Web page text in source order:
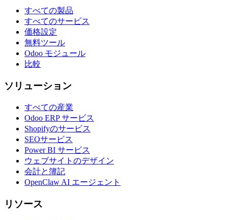
すべての製品
すべてのサービス
価格設定
無料ツール
Odoo モジュール
比較
ソリューション
すべての産業
Odoo ERP サービス
Shopifyのサービス
SEOサービス
Power BI サービス
ウェブサイトのデザイン
会計と簿記
OpenClaw AI エージェント
リソース